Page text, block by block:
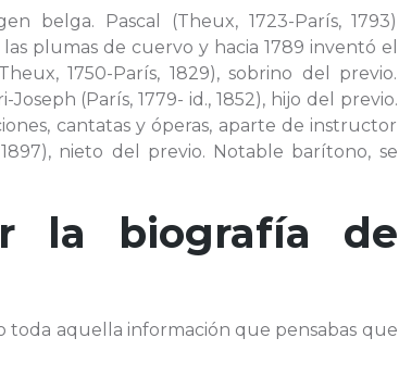
belga. Pascal (Theux, 1723-París, 1793)
plumas de cuervo y hacia 1789 inventó el
1750-París, 1829), sobrino del previo.
(París, 1779- id., 1852), hijo del previo.
cantatas y óperas, aparte de instructor
nieto del previo. Notable barítono, se
la biografía de
toda aquella información que pensabas que